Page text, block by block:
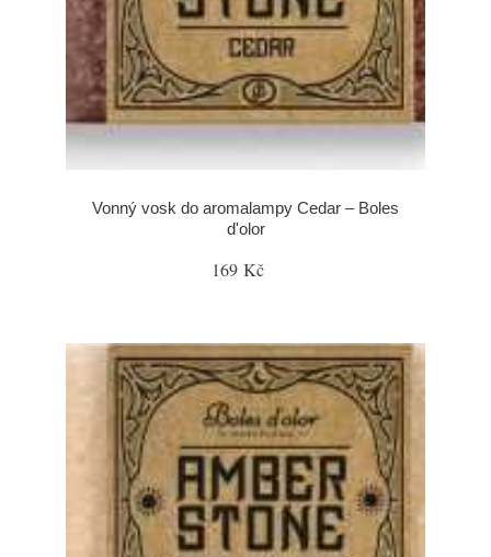
Vonný vosk do aromalampy Cedar – Boles
d'olor
169 Kč